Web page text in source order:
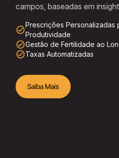
campos, baseadas em
check_circle_outline
Prescrições Personalizadas
Produtividade
check_circle_outlineGestão de Fertilidade ao
check_circle_outlineTaxas Automatizadas
Saiba Mais